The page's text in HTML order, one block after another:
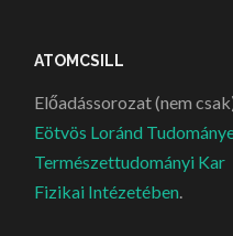
ATOMCSILL
Előadássorozat (nem
Eötvös Loránd
Természettudományi Kar
Fizikai Intézetében.